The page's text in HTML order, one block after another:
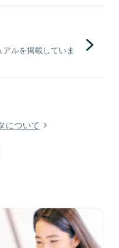
ルを掲載していま
について